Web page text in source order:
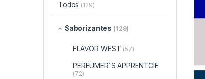
Todos (129)
Saborizantes (129)
FLAVOR WEST (57)
PERFUMER´S APPRENTCIE
(72)